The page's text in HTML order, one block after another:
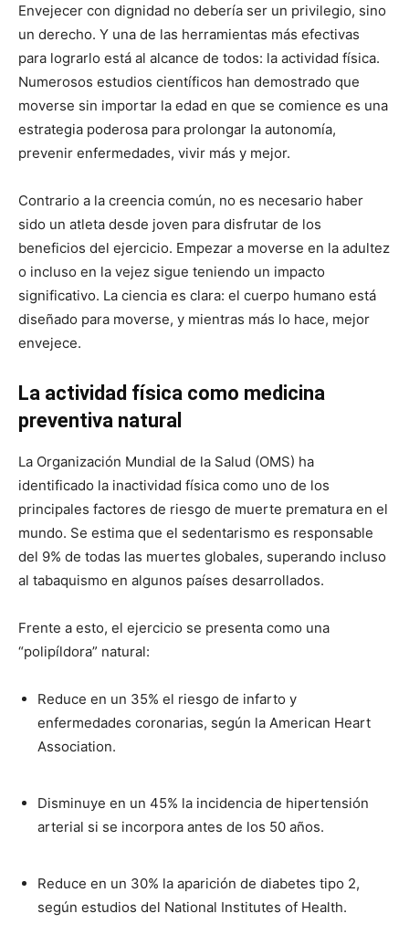
Envejecer con dignidad no debería ser un privilegio, sino
un derecho. Y una de las herramientas más efectivas
para lograrlo está al alcance de todos: la actividad física.
Numerosos estudios científicos han demostrado que
moverse sin importar la edad en que se comience es una
estrategia poderosa para prolongar la autonomía,
prevenir enfermedades, vivir más y mejor.
Contrario a la creencia común, no es necesario haber
sido un atleta desde joven para disfrutar de los
beneficios del ejercicio. Empezar a moverse en la adultez
o incluso en la vejez sigue teniendo un impacto
significativo. La ciencia es clara: el cuerpo humano está
diseñado para moverse, y mientras más lo hace, mejor
envejece.
La actividad física como medicina
preventiva natural
La Organización Mundial de la Salud (OMS) ha
identificado la inactividad física como uno de los
principales factores de riesgo de muerte prematura en el
mundo. Se estima que el sedentarismo es responsable
del 9% de todas las muertes globales, superando incluso
al tabaquismo en algunos países desarrollados.
Frente a esto, el ejercicio se presenta como una
“polipíldora” natural:
Reduce en un 35% el riesgo de infarto y
enfermedades coronarias, según la American Heart
Association.
Disminuye en un 45% la incidencia de hipertensión
arterial si se incorpora antes de los 50 años.
Reduce en un 30% la aparición de diabetes tipo 2,
según estudios del National Institutes of Health.